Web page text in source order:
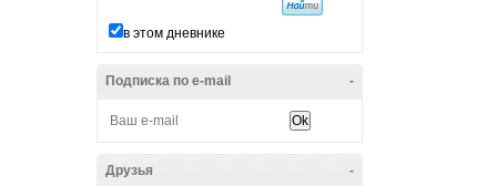
в этом дневнике
-
Подписка по e-mail
-
Друзья